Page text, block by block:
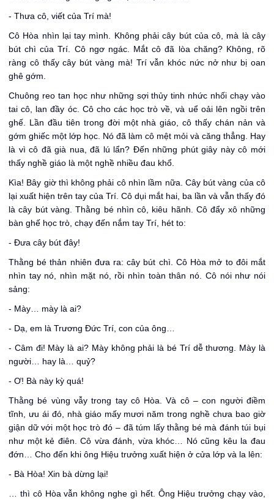
- Thưa cô, viết của Trí mà!
Cô Hòa nhìn lại tay mình. Không phải cây bút của cô, mà là cây
bút chì của Trí. Cô ngơ ngác. Mắt cô đã lòa chăng? Không, rõ
ràng cô thấy cây bút vàng mà! Trí vẫn khóc nức nở như bị oan
ghê gớm.
Chuông reo tan học như những sợi thủy tinh nhức nhối chạy vào
tai cô, lan đầy óc. Cô cho các học trò về, và uể oải lên ngồi trên
ghế. Lần đầu tiên trong đời một nhà giáo, cô thấy chán nản và
gớm ghiếc một lớp học. Nó đã làm cô mệt mỏi và căng thẳng. Hay
là vì cô đã già nua, đã lú lẩn? Đến những phút giây này cô mới
thấy nghề giáo là một nghề nhiều đau khổ.
Kìa! Bây giờ thì không phải cô nhìn lầm nữa. Cây bút vàng của cô
lại xuất hiện trên tay của Trí. Cô dụi mắt hai, ba lần và vẫn thấy đó
là cây bút vàng. Thằng bé nhìn cô, kiêu hãnh. Cô đẩy xô những
bàn ghế học trò, chạy đến nắm tay Trí, hét to:
- Đưa cây bút đây!
Thằng bé thản nhiên đưa ra: cây bút chì. Cô Hòa mở to đôi mắt
nhìn tay nó, nhìn mặt nó, rồi nhìn toàn thân nó. Cô nói như nói
sảng:
- Mày… mày là ai?
- Dạ, em là Trương Đức Trí, con của ông…
- Câm đi! Mày là ai? Mày không phải là bé Trí dễ thương. Mày là
người… hay là… quỷ?
- Ơ! Bà này kỳ quá!
Thằng bé vùng vẫy trong tay cô Hòa. Và cô – con người điềm
tĩnh, ưu ái đó, nhà giáo mấy mươi năm trong nghề chưa bao giờ
giận dữ với một học trò đó – đã túm lấy thằng bé mà đánh túi bụi
như một kẻ điên. Cô vừa đánh, vừa khóc… Nó cũng kêu la đau
đớn… Cho đến khi ông Hiệu trưởng xuất hiện ở cửa lớp và la lên:
- Bà Hòa! Xin bà dừng lại!
… thì cô Hòa vẫn không nghe gì hết. Ông Hiệu trưởng chạy vào,